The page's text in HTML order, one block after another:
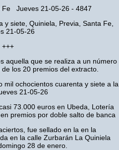
Jueves 21-05-26 - 4847
y siete, Quiniela, Previa, Santa Fe,
21-05-26
+++
aquella que se realiza a un número
los 20 premios del extracto.
mil ochocientos cuarenta y siete a la
21-05-26
73.000 euros en Ubeda, Lotería
premios por doble salto de banca
fue sellado en la en la
en la calle Zurbarán La Quiniela
28 de enero.